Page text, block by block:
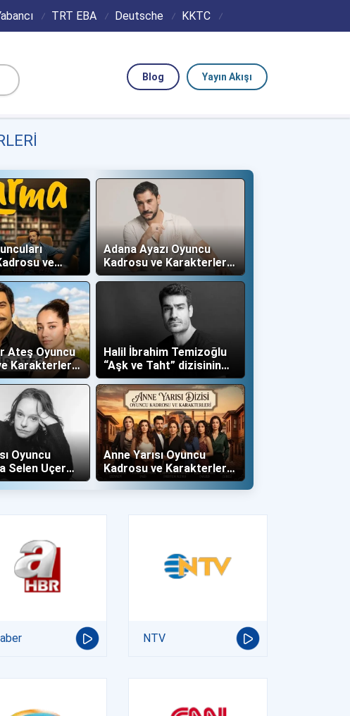
TRT EBA Deutsche KKTC
Yayın Akışı
Blog
ve
Adana Ayazı Oyuncu
Kadrosu ve Karakterleri
(Now TV)
Ateş Oyuncu
Karakterleri
Halil İbrahim Temizoğlu
“Aşk ve Taht” dizisinin
Yalboğan'ı Oldu
Oyuncu
Selen Uçer
İle Dahil
Anne Yarısı Oyuncu
Kadrosu ve Karakterleri
(Now TV)
NTV